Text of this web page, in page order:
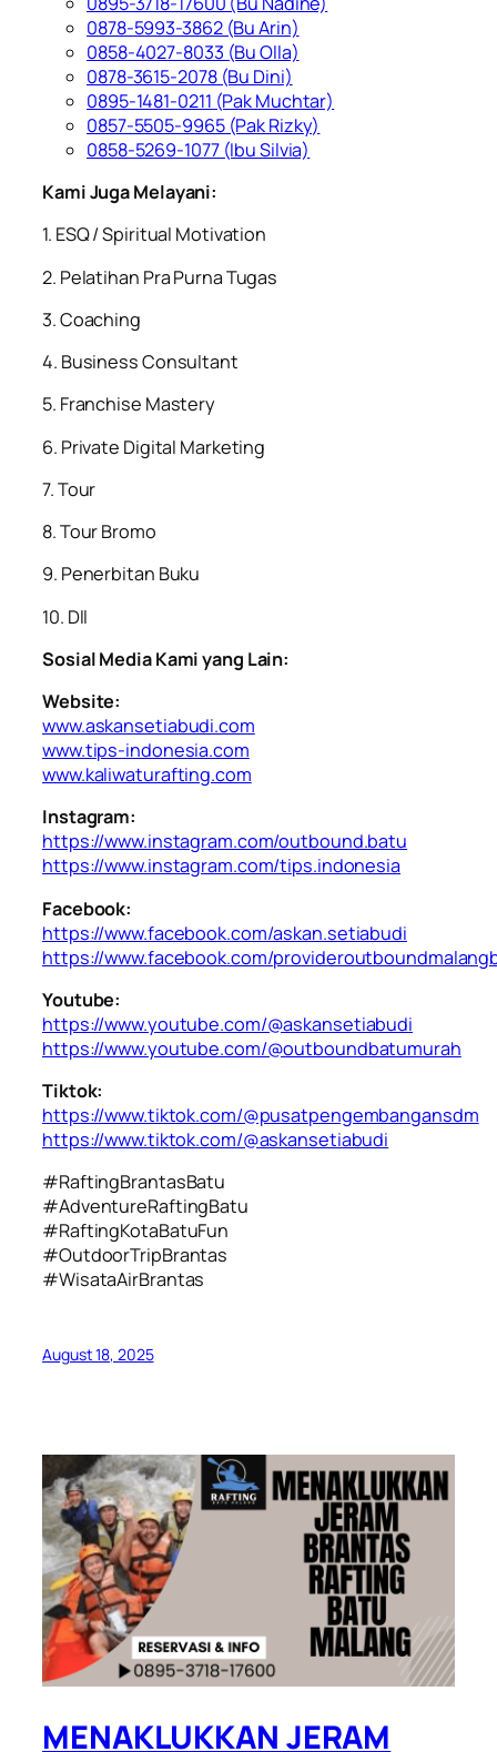
0878-5993-3862 (Bu Arin)
0858-4027-8033 (Bu Olla)
0878-3615-2078 (Bu Dini)
0895-1481-0211 (Pak Muchtar)
0857-5505-9965 (Pak Rizky)
0858-5269-1077 (Ibu Silvia)
Kami Juga Melayani:
1. ESQ / Spiritual Motivation
2. Pelatihan Pra Purna Tugas
3. Coaching
4. Business Consultant
5. Franchise Mastery
6. Private Digital Marketing
7. Tour
8. Tour Bromo
9. Penerbitan Buku
10. Dll
Sosial Media Kami yang Lain:
Website:
www.askansetiabudi.com
www.tips-indonesia.com
www.kaliwaturafting.com
Instagram:
https://www.instagram.com/outbound.batu
https://www.instagram.com/tips.indonesia
Facebook:
https://www.facebook.com/askan.setiabudi
https://www.facebook.com/
Youtube:
https://www.youtube.com/@askansetiabudi
https://www.youtube.com/@outboundbatumurah
Tiktok:
https://www.tiktok.com/@pusatpengembangansdm
https://www.tiktok.com/@askansetiabudi
#RaftingBrantasBatu
#AdventureRaftingBatu
#RaftingKotaBatuFun
#OutdoorTripBrantas
#WisataAirBrantas
August 18, 2025
MENAKLUKKAN JERAM